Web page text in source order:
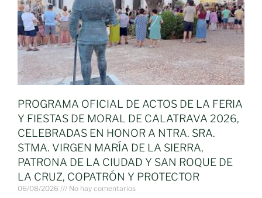
PROGRAMA OFICIAL DE ACTOS DE LA FERIA
Y FIESTAS DE MORAL DE CALATRAVA 2026,
CELEBRADAS EN HONOR A NTRA. SRA.
STMA. VIRGEN MARÍA DE LA SIERRA,
PATRONA DE LA CIUDAD Y SAN ROQUE DE
LA CRUZ, COPATRÓN Y PROTECTOR
06/08/2026 No hay comentarios